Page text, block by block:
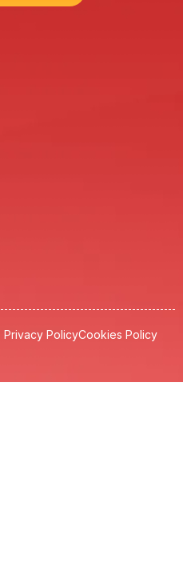
Privacy PolicyCookies Policy